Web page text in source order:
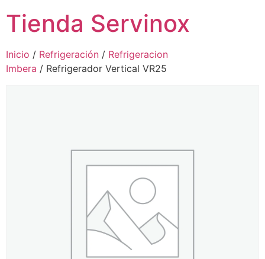
Tienda Servinox
Inicio / Refrigeración / Refrigeracion
Imbera / Refrigerador Vertical VR25